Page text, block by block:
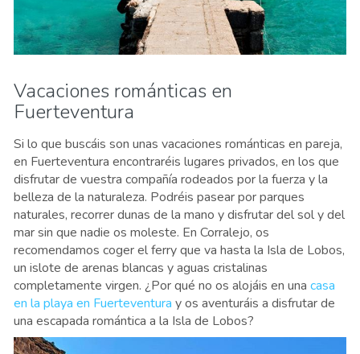
Vacaciones románticas en
Fuerteventura
Si lo que buscáis son unas vacaciones románticas en pareja,
en Fuerteventura encontraréis lugares privados, en los que
disfrutar de vuestra compañía rodeados por la fuerza y la
belleza de la naturaleza. Podréis pasear por parques
naturales, recorrer dunas de la mano y disfrutar del sol y del
mar sin que nadie os moleste. En Corralejo, os
recomendamos coger el ferry que va hasta la Isla de Lobos,
un islote de arenas blancas y aguas cristalinas
completamente virgen. ¿Por qué no os alojáis en una casa
en la playa en Fuerteventura y os aventuráis a disfrutar de
una escapada romántica a la Isla de Lobos?